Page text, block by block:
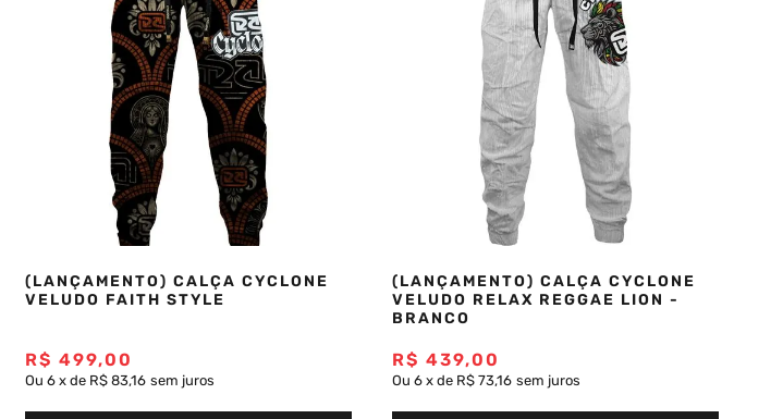
(LANÇAMENTO) CALÇA CYCLONE
VELUDO FAITH STYLE
R$ 499,00
Ou6 x de R$ 83,16 sem juros
(LANÇAMENTO) CALÇA CYCLONE
VELUDO RELAX REGGAE LION -
BRANCO
R$ 439,00
Ou6 x de R$ 73,16 sem juros